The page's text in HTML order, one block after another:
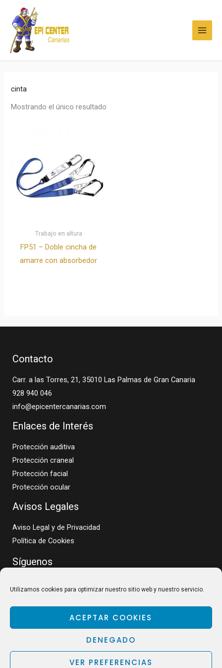
Utilizamos cookies para optimizar nuestro sitio web y nuestro servicio.
ACEPTAR COOKIES
DENEGADO
VER PREFERENCIAS
contenido
cinta
Mostrando el único resultado
Trabajo en altura
FP51 – Doble cincha de
amarre con absorbedor
Contacto
Carr. a las Torres, 21, 35010 Las Palmas de Gran Canaria
928 940 046
info@epicentercanarias.com
Enlaces de Interés
Protección auditiva
Protección craneal
Protección facial
Protección ocular
Avisos Legales
Aviso Legal y de Privacidad
Política de Cookies
Síguenos